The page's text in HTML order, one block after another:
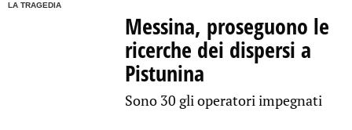
LA TRAGEDIA
Messina, proseguono le
ricerche dei dispersi a
Pistunina
Sono 30 gli operatori impegnati